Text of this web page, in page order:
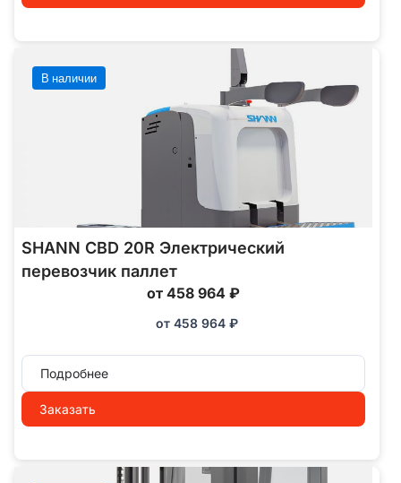
В наличии
SHANN CBD 20R Электрический
перевозчик паллет
от 458 964 ₽
от 458 964 ₽
Подробнее
Заказать